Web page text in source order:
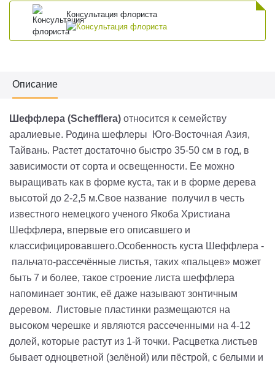
Консультация флориста
Описание
Шеффлера (Schefflera) относится к семейству
аралиевые. Родина шефлеры Юго-Восточная Азия,
Тайвань. Растет доста­точно быстро 35-50 см в год, в
зависимости от сор­та и освещенности. Ее мож­но
выращивать как в форме куста, так и в форме дерева
высотой до 2-2,5 м.Свое название получил в честь
известного немецкого ученого Якоба Христиана
Шеффлера, впервые его описавшего и
классифицировавшего.Особенность куста Шеффлера -
пальчато-рассечённые листья, таких «пальцев» может
быть 7 и более, такое строение листа шеффлера
напоминает зонтик, её даже называют зонтичным
деревом. Листовые пластинки размещаются на
высоком черешке и являются рассеченными на 4-12
долей, которые растут из 1-й точки. Расцветка листьев
бывает одноцветной (зелёной) или пёстрой, с белыми и